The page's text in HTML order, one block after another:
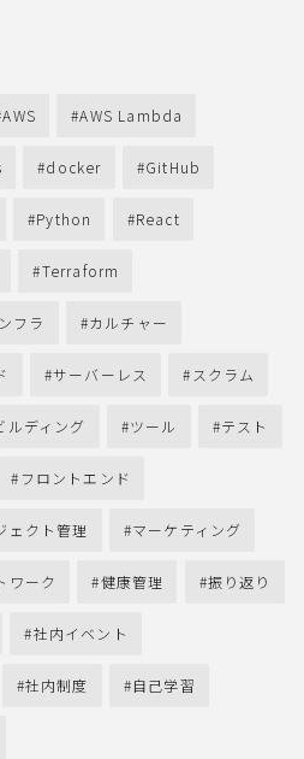
AWS AWS Lambda
docker GitHub
Python React
Terraform
フラ カルチャー
サーバーレス スクラム
ルディング ツール テスト
フロントエンド
ェクト管理 マーケティング
ワーク 健康管理 振り返り
社内イベント
社内制度 自己学習